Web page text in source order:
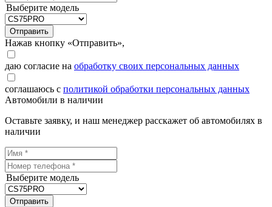
Выберите модель
Отправить
Нажав кнопку «Отправить»,
даю согласие на обработку своих персональных данных
соглашаюсь с политикой обработки персональных данных
Автомобили в наличии
Оставьте заявку, и наш менеджер расскажет об автомобилях в
наличии
Выберите модель
Отправить